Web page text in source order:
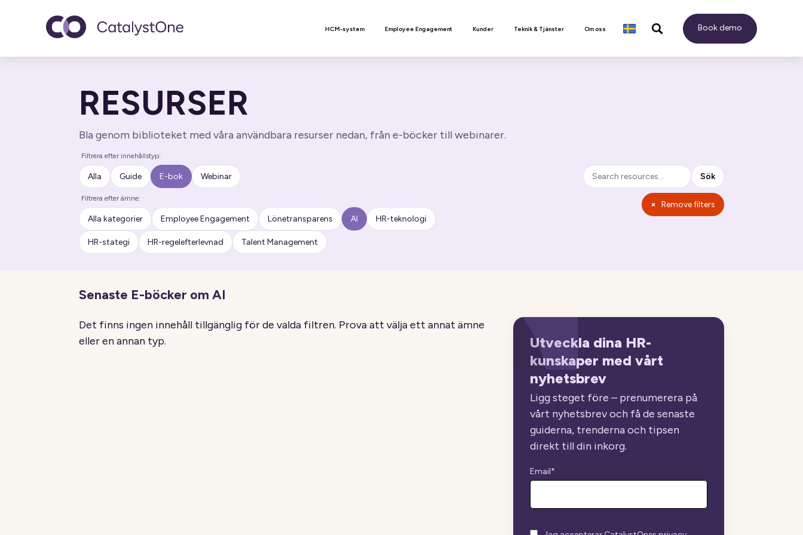
Toggle navigation HCM-system Employee Engagement Kunder Teknik & Tjänster Om oss Book demo
RESURSER
Bla genom biblioteket med våra användbara resurser nedan, från e-böcker till webinarer.
Filtrera efter innehållstyp:
Alla Guide E-bok Webinar
Sök
Sök
Filtrera efter ämne:
Alla kategorier Employee Engagement Lönetransparens AI HR-teknologi
HR-stategi HR-regelefterlevnad Talent Management
× Remove filters
Senaste E-böcker om AI
Det finns ingen innehåll tillgänglig för de valda filtren. Prova att välja ett annat ämne
eller en annan typ.
Utveckla dina HR-
kunskaper med vårt
nyhetsbrev
Ligg steget före – prenumerera på
vårt nyhetsbrev och få de senaste
guiderna, trenderna och tipsen
direkt till din inkorg.
Email*